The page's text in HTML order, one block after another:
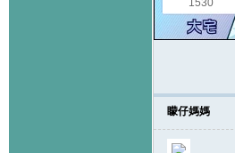
1530
矇仔媽媽